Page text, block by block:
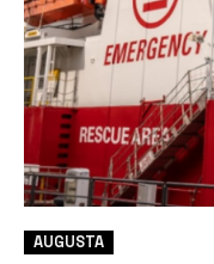
AUGUSTA